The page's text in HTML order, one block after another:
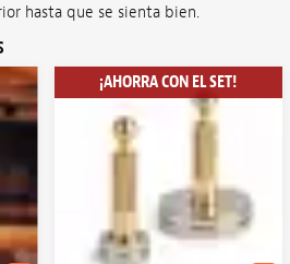
hasta que se sienta bien.
¡AHORRA CON EL SET!